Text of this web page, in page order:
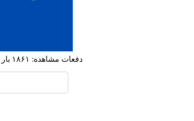
دفعات مشاهده: ۱۸۶۱ بار |